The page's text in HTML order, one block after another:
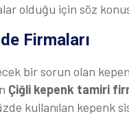
olduğu için söz
Firmaları
bir sorun olan
Çiğli kepenk tamiri
kullanılan kepenk